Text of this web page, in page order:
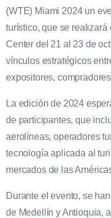
(WTE) Miami 2024 un
turístico, que se
Center del 21 al 23 de
vínculos estratégicos
expositores,
La edición de 2024
de participantes, que
aerolíneas, operadores
tecnología aplicada al
mercados de las
Durante el evento, se
de Medellín y Antioquia,